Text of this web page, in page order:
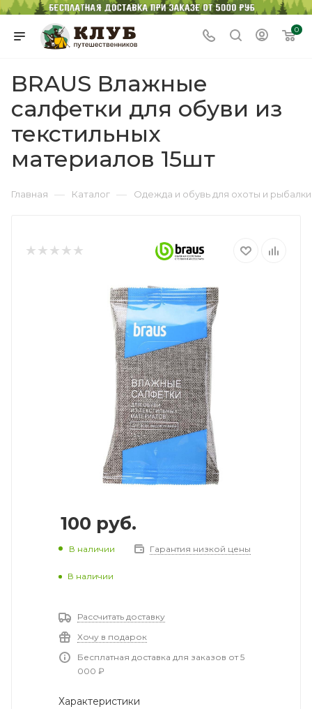
0
BRAUS Влажные
салфетки для обуви из
текстильных
материалов 15шт
Главная — Каталог — Одежда и обувь для охоты и рыбалки
100 руб.
В наличии Гарантия низкой цены
В наличии
Рассчитать доставку
Хочу в подарок
Бесплатная доставка для заказов от 5
000 ₽
Характеристики